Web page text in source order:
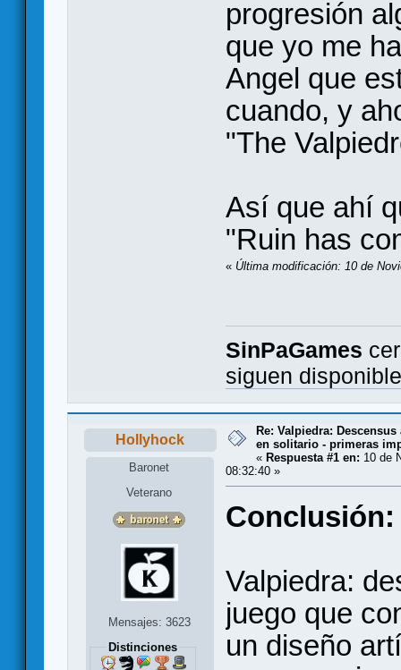
progresión
que yo me
Angel que
cuando, y
"The
Así que ahí
"Ruin has
« Última modificación: 10 de
SinPaGames
siguen
Hollyhock
Baronet
Veterano
Mensajes: 3623
Distinciones
Re: Valpiedra: Descensus
en solitario - primeras
« Respuesta #1 en: 10 de
08:32:40 »
Conclusión:
Valpiedra:
juego que
un diseño